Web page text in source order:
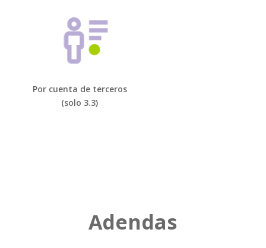
Por cuenta de terceros
(solo 3.3)
Adendas